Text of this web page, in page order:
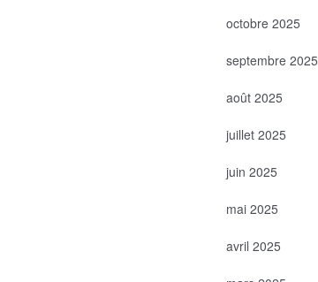
octobre 2025
septembre 2025
août 2025
juillet 2025
juin 2025
mai 2025
avril 2025